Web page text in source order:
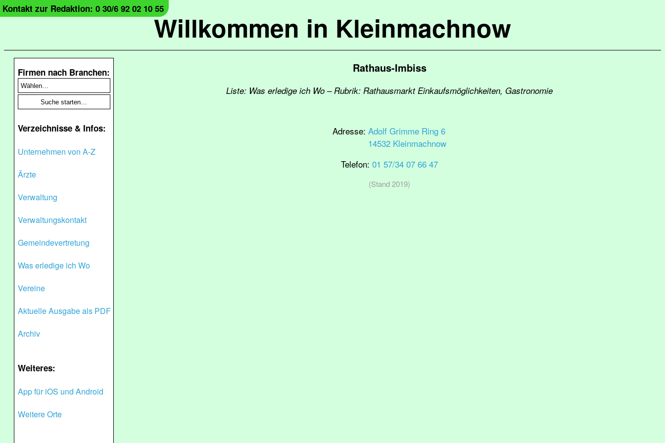
Willkommen in Kleinmachnow
Kontakt zur Redaktion: 0 30/6 92 02 10 55
Firmen nach Branchen:
Verzeichnisse & Infos:
Unternehmen von A-Z
Ärzte
Verwaltung
Verwaltungskontakt
Gemeindevertretung
Was erledige ich Wo
Vereine
Aktuelle Ausgabe als PDF
Archiv
Weiteres:
App für iOS und Android
Weitere Orte
Rathaus-Imbiss
Liste: Was erledige ich Wo – Rubrik: Rathausmarkt Einkaufsmöglichkeiten, Gastronomie
Adresse: Adolf Grimme Ring 6
14532 Kleinmachnow
Telefon: 01 57/34 07 66 47
(Stand 2019)